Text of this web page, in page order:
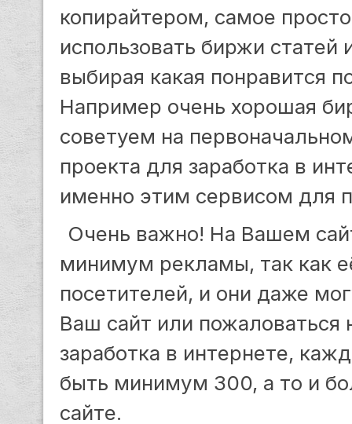
копирайтером, самое
использовать биржи статей
выбирая какая понравится
Например очень хорошая
советуем на
проекта для заработка в
именно этим сервисом для
Очень важно! На Вашем
минимум рекламы, так как
посетителей, и они даже
Ваш сайт или пожаловаться
заработка в интернете,
быть минимум 300, а то и
сайте.